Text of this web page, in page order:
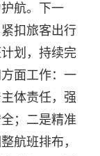
航。下一
扣旅客出行
划，持续完
面工作：一
体责任，强
；二是精准
航班排布，